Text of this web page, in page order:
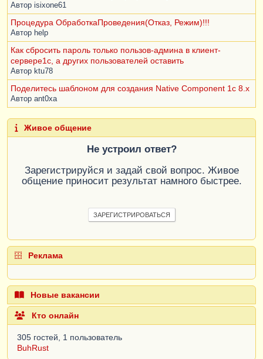
Автор isixone61
Процедура ОбработкаПроведения(Отказ, Режим)!!!
Автор help
Как сбросить пароль только пользов-админа в клиент-
сервере1с, а других пользователей оставить
Автор ktu78
Поделитесь шаблоном для создания Native Component 1с 8.х
Автор ant0xa
Живое общение
Не устроил ответ?
Зарегистрируйся и задай свой вопрос. Живое
общение приносит результат намного быстрее.
ЗАРЕГИСТРИРОВАТЬСЯ
Реклама
Новые вакансии
Кто онлайн
305 гостей, 1 пользователь
BuhRust